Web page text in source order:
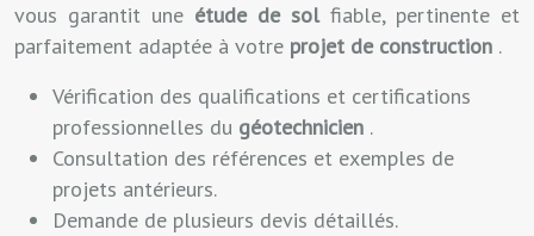
vous garantit une étude de sol fiable, pertinente et
parfaitement adaptée à votre projet de construction .
Vérification des qualifications et certifications
professionnelles du géotechnicien .
Consultation des références et exemples de
projets antérieurs.
Demande de plusieurs devis détaillés.